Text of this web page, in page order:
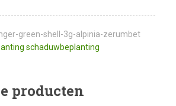
green-shell-3g-alpinia-zerumbet
schaduwbeplanting
producten